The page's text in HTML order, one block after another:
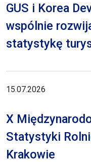
GUS i Korea
wspólnie
statystykę
15.07.2026
X
Statystyki
Krakowie